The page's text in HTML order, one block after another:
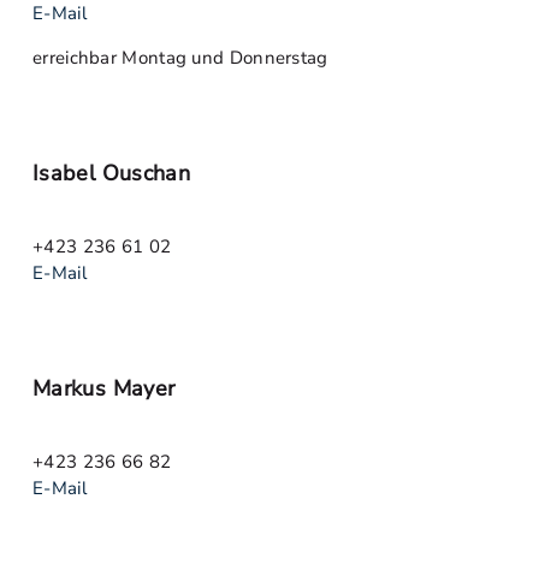
E-Mail
erreichbar Montag und Donnerstag
Isabel Ouschan
+423 236 61 02
E-Mail
Markus Mayer
+423 236 66 82
E-Mail